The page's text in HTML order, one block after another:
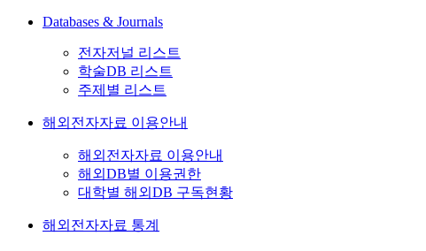
Databases & Journals
전자저널 리스트
학술DB 리스트
주제별 리스트
해외전자자료 이용안내
해외전자자료 이용안내
해외DB별 이용권한
대학별 해외DB 구독현황
해외전자자료 통계